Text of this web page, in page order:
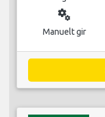
miscellaneous_services
Manuelt gir